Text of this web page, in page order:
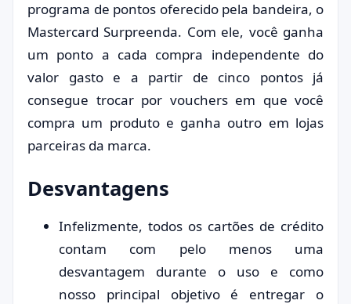
programa de pontos oferecido pela bandeira, o
Mastercard Surpreenda. Com ele, você ganha
um ponto a cada compra independente do
valor gasto e a partir de cinco pontos já
consegue trocar por vouchers em que você
compra um produto e ganha outro em lojas
parceiras da marca.
Desvantagens
Infelizmente, todos os cartões de crédito
contam com pelo menos uma
desvantagem durante o uso e como
nosso principal objetivo é entregar o